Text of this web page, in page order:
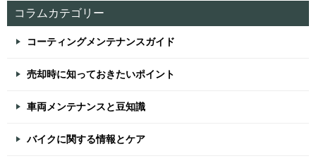
コラムカテゴリー
コーティングメンテナンスガイド
売却時に知っておきたいポイント
車両メンテナンスと豆知識
バイクに関する情報とケア